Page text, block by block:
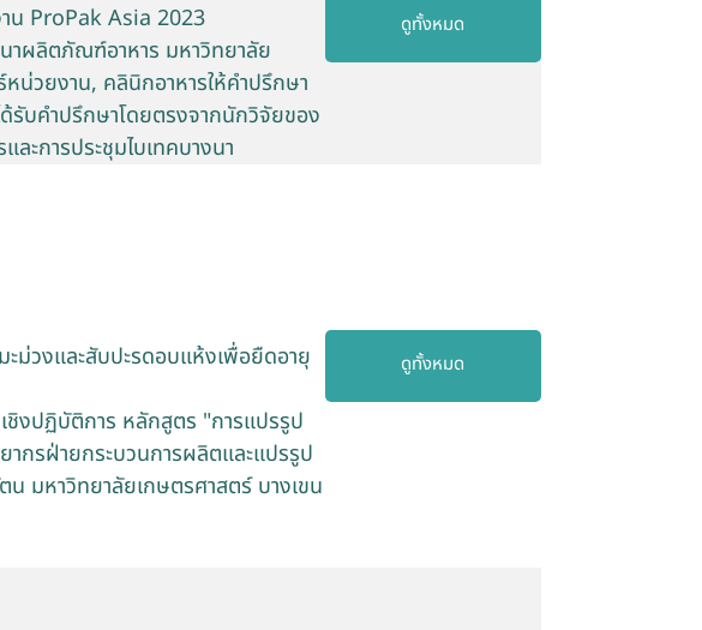
น ProPak Asia 2023
ผลิตภัณฑ์อาหาร มหาวิทยาลัย
น่วยงาน, คลินิกอาหารให้คำปรึกษา
บคำปรึกษาโดยตรงจากนักวิจัยของ
ะการประชุมไบเทคบางนา
ดูทั้งหมด
ม่วงและสับปะรดอบแห้งเพื่อยืดอายุ
งปฏิบัติการ หลักสูตร "การแปรรูป
กรฝ่ายกระบวนการผลิตและแปรรูป
มหาวิทยาลัยเกษตรศาสตร์ บางเขน
ดูทั้งหมด